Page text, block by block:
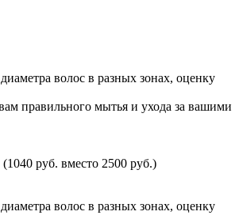
волос в разных зонах, оценку
правильного мытья и ухода за вашими
руб. вместо 2500 руб.)
волос в разных зонах, оценку